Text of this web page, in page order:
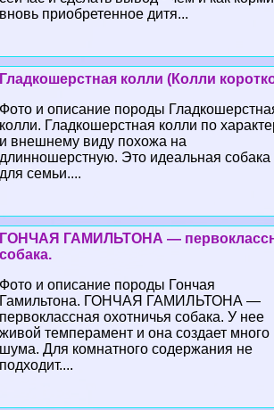
вновь приобретенное дитя...
Гладкошерстная колли (Колли
Фото и описание породы
колли. Гладкошерстная колли по
и внешнему виду похожа на
длинношерстную. Это идеальная собака
для семьи....
ГОНЧАЯ ГАМИЛЬТОНА —
собака.
Фото и описание породы Гончая
Гамильтона. ГОНЧАЯ ГАМИЛЬТОНА —
первоклассная охотничья собака. У нее
живой темперамент и она создает много
шума. Для комнатного содержания не
подходит....